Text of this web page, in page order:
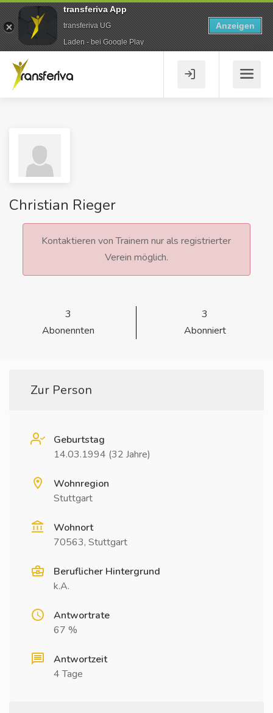
Christian Rieger
Kontaktieren von Trainern nur als registrierter
Verein möglich.
3
Abonennten
3
Abonniert
Zur Person
Geburtstag
14.03.1994 (32 Jahre)
Wohnregion
Stuttgart
Wohnort
70563, Stuttgart
Beruflicher Hintergrund
k.A.
Antwortrate
67 %
Antwortzeit
4 Tage
transferiva App
transferiva UG
Laden - bei Google Play
Anzeigen